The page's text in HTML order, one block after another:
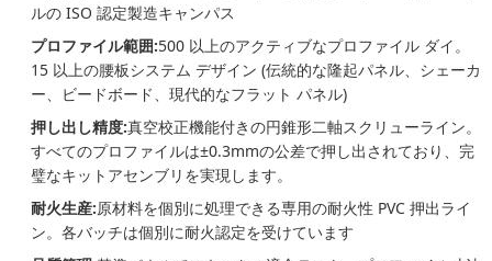
ルの ISO 認定製造キャンパス
プロファイル範囲:500 以上のアクティブなプロファイル ダイ。
15 以上の腰板システム デザイン (伝統的な隆起パネル、シェーカ
ー、ビードボード、現代的なフラット パネル)
押し出し精度:真空校正機能付きの円錐形二軸スクリューライン。
すべてのプロファイルは±0.3mmの公差で押し出されており、完
璧なキットアセンブリを実現します。
耐火生産:原材料を個別に処理できる専用の耐火性 PVC 押出ライ
ン。各バッチは個別に耐火認定を受けています